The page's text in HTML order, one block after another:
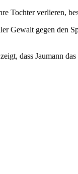
Tochter verlieren,
Gewalt gegen den
dass Jaumann